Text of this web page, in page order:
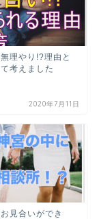
理やり!?理由と
考えました
2020年7月11日
見合いができ